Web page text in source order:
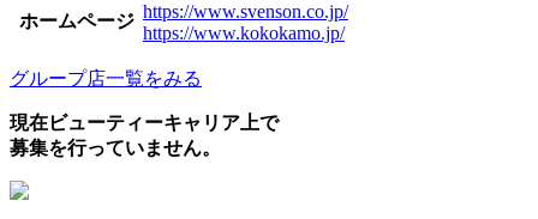
ホームページ https://www.svenson.co.jp/
https://www.kokokamo.jp/
グループ店一覧をみる
現在ビューティーキャリア上で
募集を行っていません。